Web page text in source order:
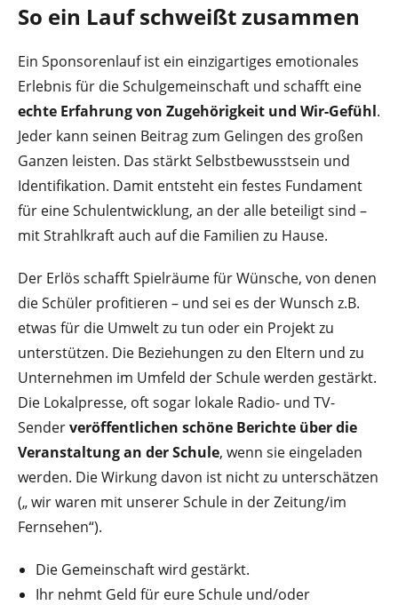
So ein Lauf schweißt zusammen
Ein Sponsorenlauf ist ein einzigartiges emotionales
Erlebnis für die Schulgemeinschaft und schafft eine
echte Erfahrung von Zugehörigkeit und Wir-Gefühl.
Jeder kann seinen Beitrag zum Gelingen des großen
Ganzen leisten. Das stärkt Selbstbewusstsein und
Identifikation. Damit entsteht ein festes Fundament
für eine Schulentwicklung, an der alle beteiligt sind –
mit Strahlkraft auch auf die Familien zu Hause.
Der Erlös schafft Spielräume für Wünsche, von denen
die Schüler profitieren – und sei es der Wunsch z.B.
etwas für die Umwelt zu tun oder ein Projekt zu
unterstützen. Die Beziehungen zu den Eltern und zu
Unternehmen im Umfeld der Schule werden gestärkt.
Die Lokalpresse, oft sogar lokale Radio- und TV-
Senderveröffentlichen schöne Berichte über die
Veranstaltung an der Schule, wenn sie eingeladen
werden. Die Wirkung davon ist nicht zu unterschätzen
(„ wir waren mit unserer Schule in der Zeitung/im
Fernsehen“).
Die Gemeinschaft wird gestärkt.
Ihr nehmt Geld für eure Schule und/oder